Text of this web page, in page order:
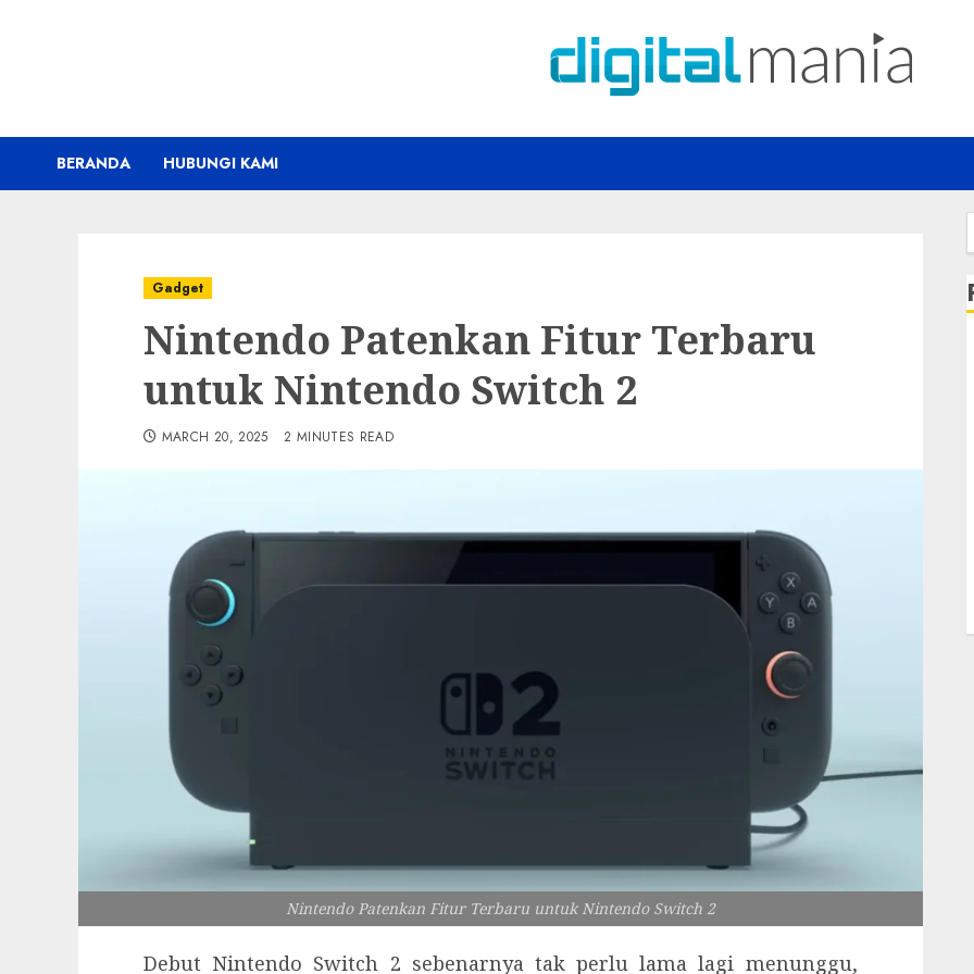
BERANDA HUBUNGI KAMI
Gadget
Nintendo Patenkan Fitur Terbaru
untuk Nintendo Switch 2
MARCH 20, 2025 2 MINUTES READ
Nintendo Patenkan Fitur Terbaru untuk Nintendo Switch 2
Debut Nintendo Switch 2 sebenarnya tak perlu lama lagi menunggu,